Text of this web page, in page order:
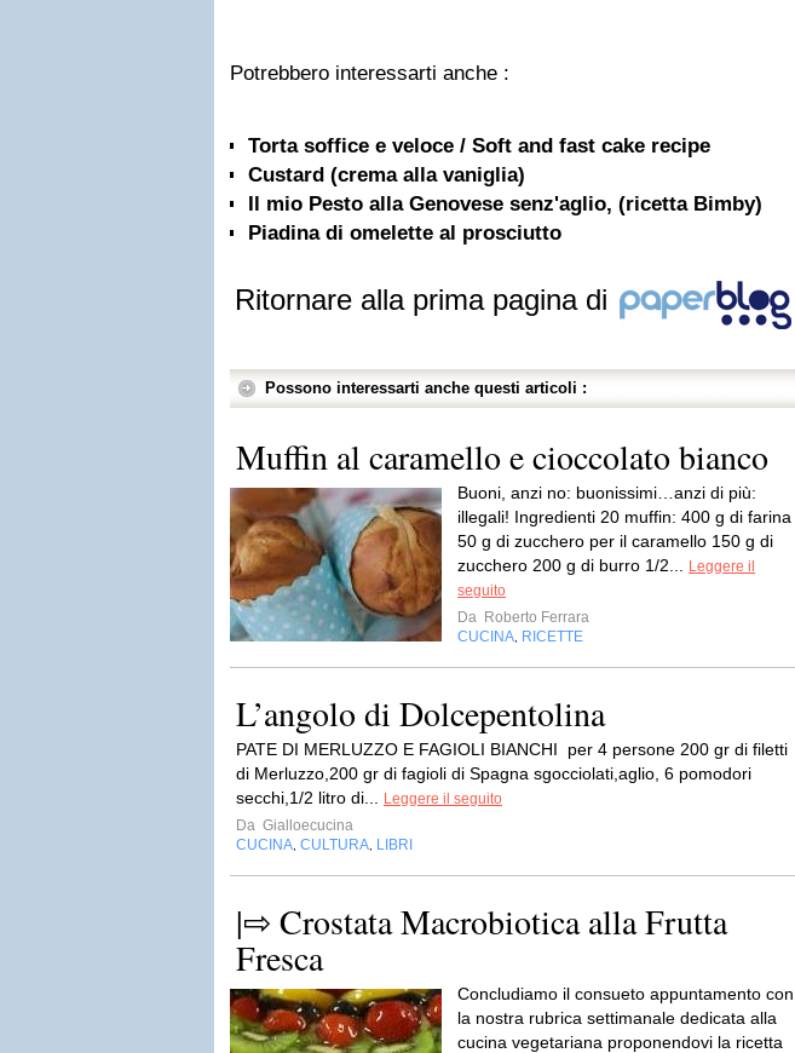
Potrebbero interessarti anche :
Torta soffice e veloce / Soft and fast cake recipe
Custard (crema alla vaniglia)
Il mio Pesto alla Genovese senz'aglio, (ricetta Bimby)
Piadina di omelette al prosciutto
Ritornare alla prima pagina di
Possono interessarti anche questi articoli :
Muffin al caramello e cioccolato bianco
Buoni, anzi no: buonissimi…anzi di più:
illegali! Ingredienti 20 muffin: 400 g di farina
50 g di zucchero per il caramello 150 g di
zucchero 200 g di burro 1/2...
Leggere il
seguito
Da Roberto Ferrara
CUCINA RICETTE
L’angolo di Dolcepentolina
PATE DI MERLUZZO E FAGIOLI BIANCHI per 4 persone 200 gr di filetti
di Merluzzo,200 gr di fagioli di Spagna sgocciolati,aglio, 6 pomodori
secchi,1/2 litro di...
Leggere il seguito
Da Gialloecucina
CUCINA CULTURA LIBRI
|⇨ Crostata Macrobiotica alla Frutta
Fresca
Concludiamo il consueto appuntamento con
la nostra rubrica settimanale dedicata alla
cucina vegetariana proponendovi la ricetta